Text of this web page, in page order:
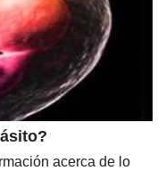
acerca de lo